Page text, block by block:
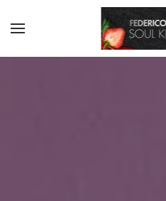
Skip to main content